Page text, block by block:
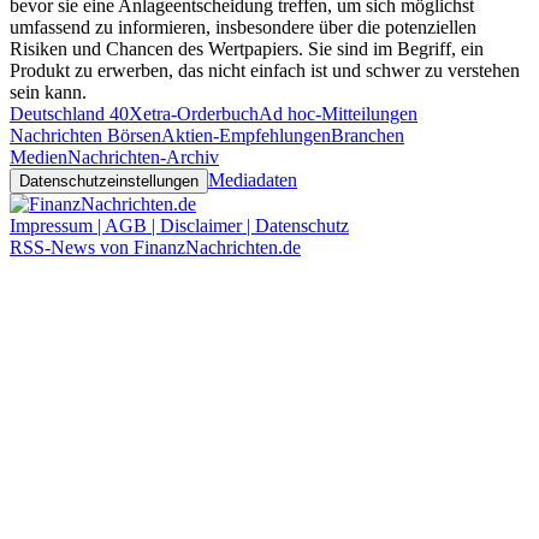
bevor sie eine Anlageentscheidung treffen, um sich möglichst
umfassend zu informieren, insbesondere über die potenziellen
Risiken und Chancen des Wertpapiers. Sie sind im Begriff, ein
Produkt zu erwerben, das nicht einfach ist und schwer zu verstehen
sein kann.
Deutschland 40Xetra-OrderbuchAd hoc-Mitteilungen
Nachrichten BörsenAktien-EmpfehlungenBranchen
MedienNachrichten-Archiv
Datenschutzeinstellungen Mediadaten
Impressum | AGB | Disclaimer | Datenschutz
RSS-News von FinanzNachrichten.de